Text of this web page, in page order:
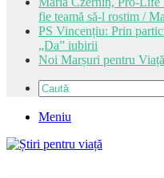
fie teamă să-l rostim /
PS Vincențiu: Prin
„Da” iubirii
Noi Marșuri pentru
Meniu